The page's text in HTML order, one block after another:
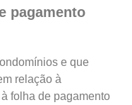
pagamento
e que
relação à
folha de pagamento